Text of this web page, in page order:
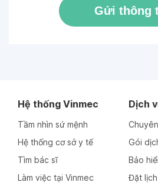
Gửi thông
Hệ thống Vinmec
Tầm nhìn sứ mệnh
Hệ thống cơ sở y tế
Tìm bác sĩ
Làm việc tại Vinmec
Dịch
Gói
Bảo
Đặt